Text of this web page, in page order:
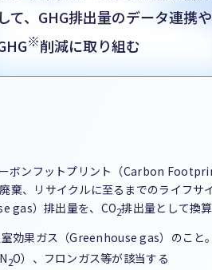
して、GHG排出量のデータ連携や
※削減に取り組む
ボンフットプリント（Carbon
棄、リサイクルに至るまでのライフサ
gas）排出量を、CO2排出量として換
効果ガス（Greenhouse gas）のこと
2O）、フロンガス等が該当する